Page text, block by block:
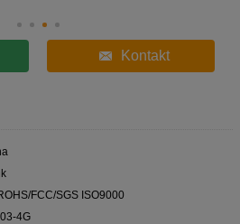
Kontakt
FCC/SGS ISO9000
4G